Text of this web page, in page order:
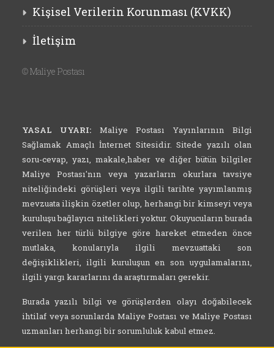
Kişisel Verilerin Korunması (KVKK)
İletişim
©Maliye Postası
YASAL UYARI: Maliye Postası Yayınlarının Bilgi
Sağlamak Amaçlı İnternet Sitesidir. Sitede yazılı olan
soru-cevap, yazı, makale,haber ve diğer bütün bilgiler
Maliye Postası'nın veya yazarların okurlara tavsiye
niteliğindeki görüşleri veya ilgili tarihte yayımlanmış
mevzuata ilişkin özetler olup, herhangi bir kimseyi veya
kuruluşu bağlayıcı nitelikleri yoktur. Okuyucuların burada
verilen her türlü bilgiye göre hareket etmeden önce
mutlaka, konularıyla ilgili mevzuattaki son
değişiklikleri, ilgili kuruluşun en son uygulamalarını,
ilgili yargı kararlarını da araştırmaları gerekir.
Burada yazılı bilgi ve görüşlerden olayı doğabilecek
ihtilaf veya sorunlarda Maliye Postası ve Maliye Postası
uzmanları herhangi bir sorumluluk kabul etmez.